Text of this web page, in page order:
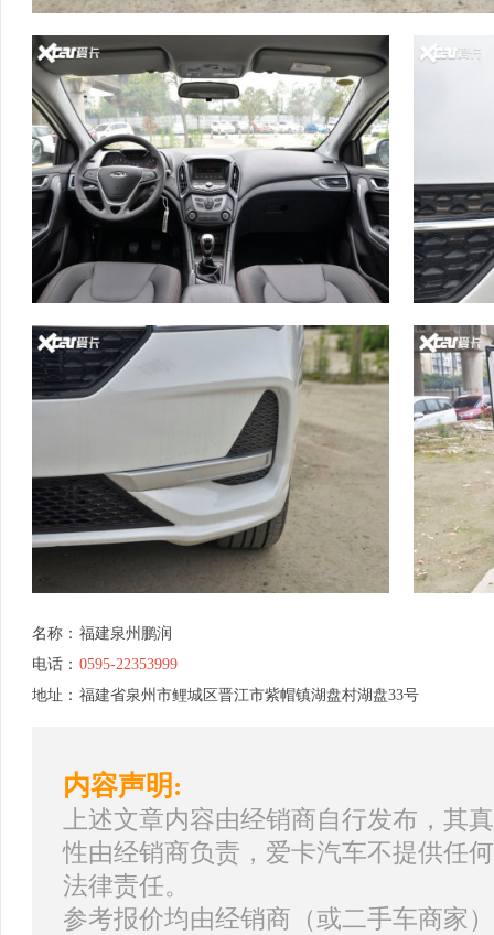
名称： 福建泉州鹏润
电话： 0595-22353999
地址： 福建省泉州市鲤城区晋江市紫帽镇湖盘村湖盘33号
内容声明:
上述文章内容由经销商自行发布，其
性由经销商负责，爱卡汽车不提供任
法律责任。
参考报价均由经销商（或二手车商家